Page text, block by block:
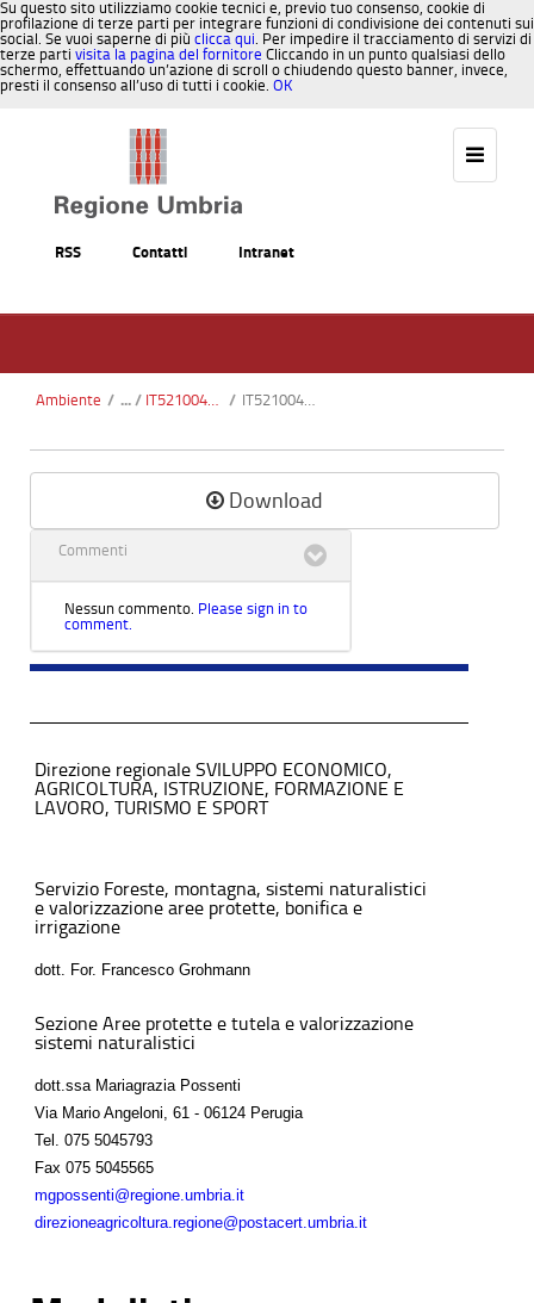
Su questo sito utilizziamo cookie tecnici e, previo tuo consenso, cookie di
profilazione di terze parti per integrare funzioni di condivisione dei contenuti sui
social. Se vuoi saperne di più clicca qui. Per impedire il tracciamento di servizi di
terze parti visita la pagina del fornitore Cliccando in un punto qualsiasi dello
schermo, effettuando un’azione di scroll o chiudendo questo banner, invece,
presti il consenso all’uso di tutti i cookie. OK
RSS Contatti Intranet
Ambiente / IT5210046 - Valnerina / IT5210046_Valnerina_ortofoto7.pdf
Download
Commenti
Nessun commento. Please sign in to
comment.
Direzione regionale SVILUPPO ECONOMICO,
AGRICOLTURA, ISTRUZIONE, FORMAZIONE E
LAVORO, TURISMO E SPORT
Servizio Foreste, montagna, sistemi naturalistici
e valorizzazione aree protette, bonifica e
irrigazione
dott. For. Francesco Grohmann
Sezione Aree protette e tutela e valorizzazione
sistemi naturalistici
dott.ssa Mariagrazia Possenti
Via Mario Angeloni, 61 - 06124 Perugia
Tel. 075 5045793
Fax 075 5045565
mgpossenti@regione.umbria.it
direzioneagricoltura.regione@postacert.umbria.it